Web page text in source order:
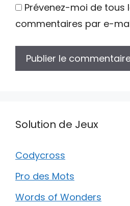
Prévenez-moi de tous
commentaires par e-
Solution de Jeux
Codycross
Pro des Mots
Words of Wonders